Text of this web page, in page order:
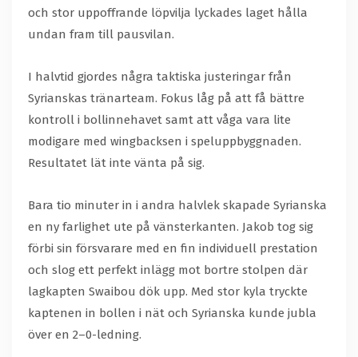
och stor uppoffrande löpvilja lyckades laget hålla
undan fram till pausvilan.
I halvtid gjordes några taktiska justeringar från
Syrianskas tränarteam. Fokus låg på att få bättre
kontroll i bollinnehavet samt att våga vara lite
modigare med wingbacksen i speluppbyggnaden.
Resultatet lät inte vänta på sig.
Bara tio minuter in i andra halvlek skapade Syrianska
en ny farlighet ute på vänsterkanten. Jakob tog sig
förbi sin försvarare med en fin individuell prestation
och slog ett perfekt inlägg mot bortre stolpen där
lagkapten Swaibou dök upp. Med stor kyla tryckte
kaptenen in bollen i nät och Syrianska kunde jubla
över en 2–0-ledning.